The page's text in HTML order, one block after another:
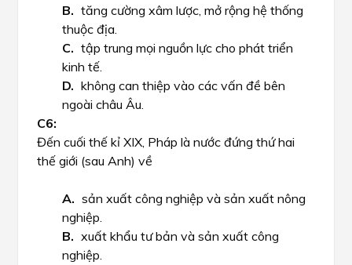
tăng cường xâm lược, mở rộng hệ thống
thuộc địa.
tập trung mọi nguồn lực cho phát triển
kinh tế.
không can thiệp vào các vấn đề bên
ngoài châu Âu.
Đến cuối thế kỉ XIX, Pháp là nước đứng thứ hai
thế giới (sau Anh) về
sản xuất công nghiệp và sản xuất nông
nghiệp.
xuất khẩu tư bản và sản xuất công
nghiệp.